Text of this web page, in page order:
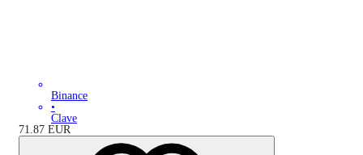
Binance
•
Clave
71.87 EUR